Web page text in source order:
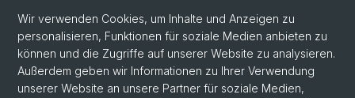
Neuere deutsche Literaturwissenschaft
Germanistische Mediävistik
Deutsche Sprachwissenschaft
Wir verwenden Cookies, um Inhalte und Anzeigen zu
personalisieren, Funktionen für soziale Medien anbieten zu
können und die Zugriffe auf unserer Website zu analysieren.
Außerdem geben wir Informationen zu Ihrer Verwendung
unserer Website an unsere Partner für soziale Medien,